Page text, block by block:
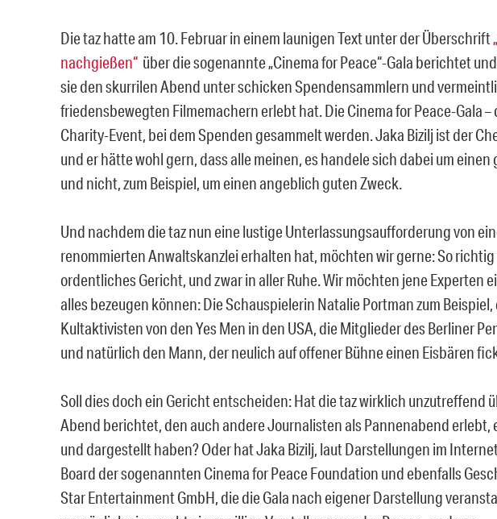
Die taz hatte am 10. Februar in einem launigen Text unter der Überschrift
nachgießen“ über die sogenannte „Cinema for Peace“-Gala berichtet
sie den skurrilen Abend unter schicken Spendensammlern und
friedensbewegten Filmemachern erlebt hat. Die Cinema for Peace-Gala –
Charity-Event, bei dem Spenden gesammelt werden. Jaka Bizilj ist der
und er hätte wohl gern, dass alle meinen, es handele sich dabei um einen
und nicht, zum Beispiel, um einen angeblich guten Zweck.
Und nachdem die taz nun eine lustige Unterlassungsaufforderung von
renommierten Anwaltskanzlei erhalten hat, möchten wir gerne: So richtig
ordentliches Gericht, und zwar in aller Ruhe. Wir möchten jene Experten
alles bezeugen können: Die Schauspielerin Natalie Portman zum Beispiel,
Kultaktivisten von den Yes Men in den USA, die Mitglieder des Berliner
und natürlich den Mann, der neulich auf offener Bühne einen Eisbären
Soll dies doch ein Gericht entscheiden: Hat die taz wirklich unzutreffend
Abend berichtet, den auch andere Journalisten als Pannenabend erlebt,
und dargestellt haben? Oder hat Jaka Bizilj, laut Darstellungen im
Board der sogenannten Cinema for Peace Foundation und ebenfalls
Star Entertainment GmbH, die die Gala nach eigener Darstellung